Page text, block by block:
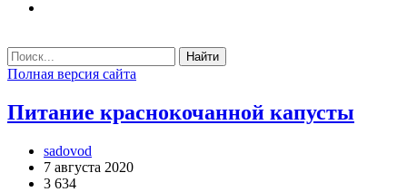
Найти
Полная версия сайта
Питание краснокочанной капусты
sadovod
7 августа 2020
3 634